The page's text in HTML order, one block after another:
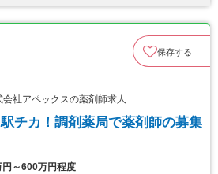
保存する
社アペックスの薬剤師求人
駅チカ！調剤薬局で薬剤師の募集
円～600万円程度